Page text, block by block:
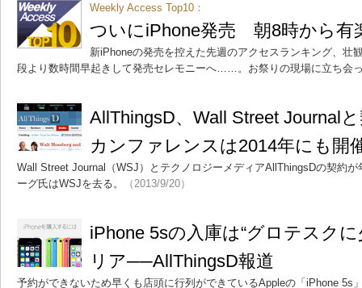
Weekly Access Top10：
ついにiPhone発売 朝8時から有
新iPhoneの発売を控えた先週のアクセスランキング、壮
段より数時間早起きして発売セレモニーへ……。お祭りの現場に立ち会
AllThingsD、Wall Street Journal
カンファレンスは2014年にも開
Wall Street Journal（WSJ）とテクノロジーメディアAllThingsDの契約
ーグ氏はWSJを去る。
（2013/9/20）
iPhone 5sの入庫は“グロテスク
リア──AllThingsD報道
予約ができないため早くも店頭に行列ができているAppleの「iPhone 5s